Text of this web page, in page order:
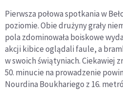
Pierwsza połowa spotkania w
poziomie. Obie drużyny grały
pola zdominowała boiskowe
akcji kibice oglądali faule, a
w swoich świątyniach. Ciekawiej
50. minucie na prowadzenie
Nourdina Boukhariego z 16.